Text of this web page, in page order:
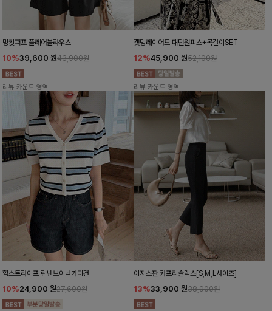
밍킷퍼프 플레어블라우스
10%39,600 원43,900원
리뷰 카운트 영역
캣밍레이어드 패턴원피스+목걸이SET
12%45,900 원52,100원
리뷰 카운트 영역
함스트라이프 린넨브이넥가디건
10%24,900 원27,600원
이지스판 카프리슬랙스[S,M,L사이즈]
13%33,900 원38,900원